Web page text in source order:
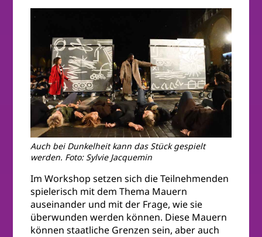
Auch bei Dunkelheit kann das Stück gespielt
werden. Foto: Sylvie Jacquemin
Im Workshop setzen sich die Teilnehmenden
spielerisch mit dem Thema Mauern
auseinander und mit der Frage, wie sie
überwunden werden können. Diese Mauern
können staatliche Grenzen sein, aber auch